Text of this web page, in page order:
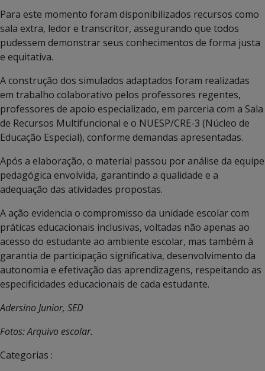
Para este momento foram disponibilizados recursos como
sala extra, ledor e transcritor, assegurando que todos
pudessem demonstrar seus conhecimentos de forma justa
e equitativa.
A construção dos simulados adaptados foram realizadas
em trabalho colaborativo pelos professores regentes,
professores de apoio especializado, em parceria com a Sala
de Recursos Multifuncional e o NUESP/CRE-3 (Núcleo de
Educação Especial), conforme demandas apresentadas.
Após a elaboração, o material passou por análise da equipe
pedagógica envolvida, garantindo a qualidade e a
adequação das atividades propostas.
A ação evidencia o compromisso da unidade escolar com
práticas educacionais inclusivas, voltadas não apenas ao
acesso do estudante ao ambiente escolar, mas também à
garantia de participação significativa, desenvolvimento da
autonomia e efetivação das aprendizagens, respeitando as
especificidades educacionais de cada estudante.
Adersino Junior, SED
Fotos: Arquivo escolar.
Categorias :